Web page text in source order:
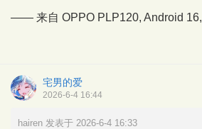
—— 来自 OPPO PLP120, Android 16,
宅男的爱
2026-6-4 16:44
hairen 发表于 2026-6-4 16:33